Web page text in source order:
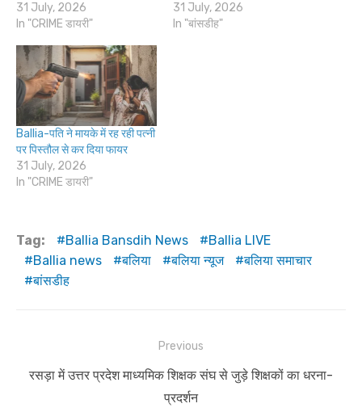
31 July, 2026
In "CRIME डायरी"
31 July, 2026
In "बांसडीह"
Ballia-पति ने मायके में रह रही पत्नी
पर पिस्तौल से कर दिया फायर
31 July, 2026
In "CRIME डायरी"
Tag: Ballia Bansdih News
Ballia LIVE
Ballia news
बलिया बलिया न्यूज
बलिया समाचार
बांसडीह
navigation
Previous
Previous
रसड़ा में उत्तर प्रदेश माध्यमिक शिक्षक संघ से जुड़े शिक्षकों का धरना-
प्रदर्शन